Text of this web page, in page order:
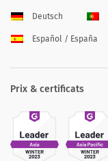
Deutsch
Español / España
Prix & certificats